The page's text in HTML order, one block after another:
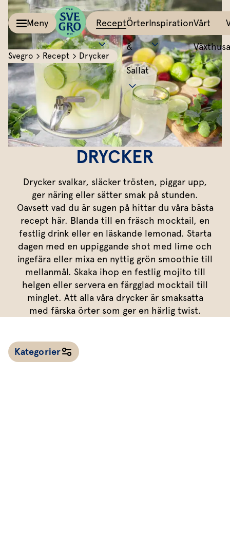
Meny
Recept
Örter &
Sallat
Inspiration
Växthus
Vårt ansvar
Om oss
Recept
Kalla såser & Röror
Pesto
Röror
Kalla såser
Dipp
Dressingar
Dressing
Vinägrett
Örtolja
Tillbehör
Potatis
Grönsaker
Äggrätter
Övriga tillbehör
Marinad & kryddsmör
Marinad
Kryddsmör
Örtsalt & rub
Örter
&
Sallat
Allt om färska örter
Basilika
Koriander
Mynta
Persilja
Gräslök
Timjan
Oregano
Citronmeliss
Salvia
Dragon
Rosmarin
Körvel
Krasse
Röd
Allt om sallat
Vårt sortiment
Inspiration
Matinspiration
Bästa peston
Lyckas med aioli
Mumsig majonnäs
Smaksätt örtolja
Gör eget örtsmör
Marinera mera
Fixa vinägretten
Dressingen gör salladen
Sväng
All
Vårt
Växthus
DRYCKER
Drycker svalkar, släcker trösten, piggar upp,
ger näring eller sätter smak på stunden.
Oavsett vad du är sugen på hittar du våra bästa
recept här. Blanda till en fräsch mocktail, en
festlig drink eller en läskande lemonad. Starta
dagen med en uppiggande shot med lime och
ingefära eller mixa en nyttig grön smoothie till
mellanmål. Skaka ihop en festlig mojito till
helgen eller servera en färgglad mocktail till
minglet. Att alla våra drycker är smaksatta
med färska örter som ger en härlig twist.
Svegro Recept Drycker
Kategorier